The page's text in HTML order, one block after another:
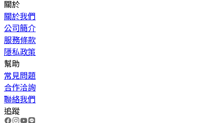
關於
關於我們
公司簡介
服務條款
隱私政策
幫助
常見問題
合作洽詢
聯絡我們
追蹤